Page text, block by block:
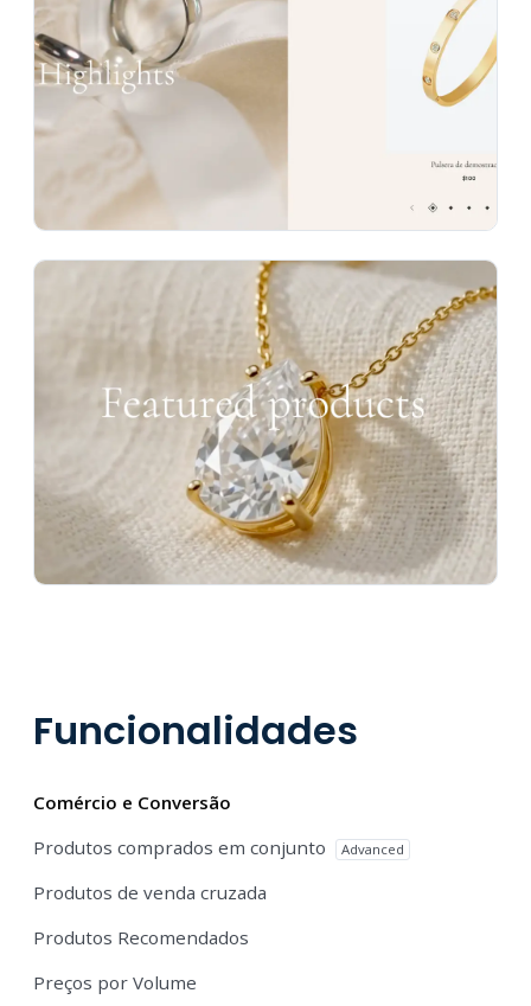
Funcionalidades
Comércio e Conversão
Produtos comprados em conjunto
Advanced
Produtos de venda cruzada
Produtos Recomendados
Preços por Volume